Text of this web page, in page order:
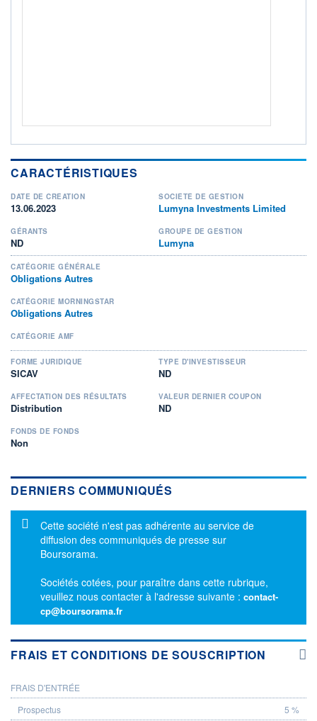
CARACTÉRISTIQUES
DATE DE CRÉATION
13.06.2023
SOCIÉTÉ DE GESTION
Lumyna Investments Limited
GÉRANTS
ND
GROUPE DE GESTION
Lumyna
CATÉGORIE GÉNÉRALE
Obligations Autres
CATÉGORIE MORNINGSTAR
Obligations Autres
CATÉGORIE AMF
FORME JURIDIQUE
SICAV
TYPE D'INVESTISSEUR
ND
AFFECTATION DES RÉSULTATS
Distribution
VALEUR DERNIER COUPON
ND
FONDS DE FONDS
Non
DERNIERS COMMUNIQUÉS
Message d'information
Cette société n'est pas adhérente au service de
diffusion des communiqués de presse sur
Boursorama.
Sociétés cotées, pour paraître dans cette rubrique,
veuillez nous contacter à l'adresse suivante : contact-
cp@boursorama.fr
FRAIS ET CONDITIONS DE SOUSCRIPTION
PROSPECTUS
FRAIS D'ENTRÉE
5 %